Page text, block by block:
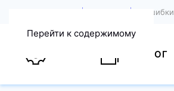
Перейти к содержимому
Ошибки
КАТАЛОГ